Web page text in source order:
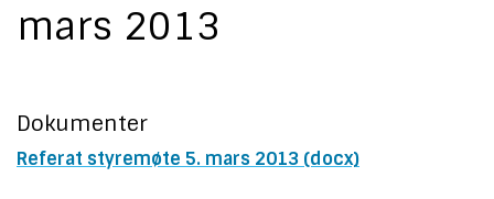
mars 2013
Dokumenter
Referat styremøte 5. mars 2013 (docx)